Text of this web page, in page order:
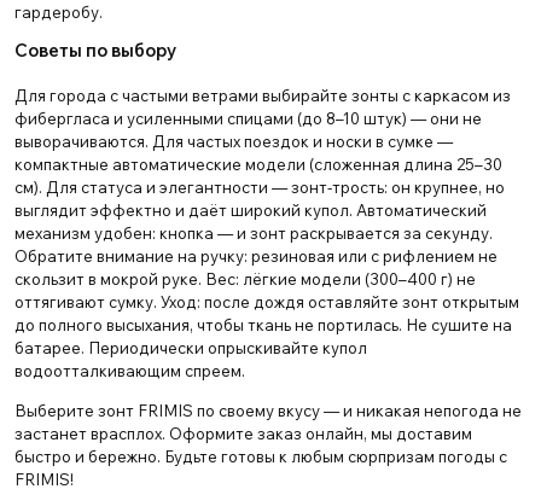
гардеробу.
Советы по выбору
Для города с частыми ветрами выбирайте зонты с каркасом из
фибергласа и усиленными спицами (до 8–10 штук) — они не
выворачиваются. Для частых поездок и носки в сумке —
компактные автоматические модели (сложенная длина 25–30
см). Для статуса и элегантности — зонт-трость: он крупнее, но
выглядит эффектно и даёт широкий купол. Автоматический
механизм удобен: кнопка — и зонт раскрывается за секунду.
Обратите внимание на ручку: резиновая или с рифлением не
скользит в мокрой руке. Вес: лёгкие модели (300–400 г) не
оттягивают сумку. Уход: после дождя оставляйте зонт открытым
до полного высыхания, чтобы ткань не портилась. Не сушите на
батарее. Периодически опрыскивайте купол
водоотталкивающим спреем.
Выберите зонт FRIMIS по своему вкусу — и никакая непогода не
застанет врасплох. Оформите заказ онлайн, мы доставим
быстро и бережно. Будьте готовы к любым сюрпризам погоды с
FRIMIS!